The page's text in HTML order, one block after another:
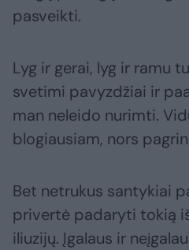
pasveikti.
Lyg ir gerai, lyg ir ramu
svetimi pavyzdžiai ir
man neleido nurimti.
blogiausiam, nors
Bet netrukus santykiai
privertė padaryti tokią
iliuzijų. Įgalaus ir